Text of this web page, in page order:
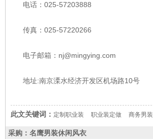
电话：025-57203888
传真：025-57220266
电子邮箱：nj@mingying.com
地址:南京溧水经济开发区机场路10号
此文关键词： 定制职业装 职业装定做 商务男装
采购：名鹰男装休闲风衣